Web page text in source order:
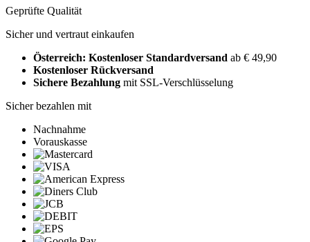
Geprüfte Qualität
Sicher und vertraut einkaufen
Österreich: Kostenloser Standardversand ab € 49,90
Kostenloser Rückversand
Sichere Bezahlung mit SSL-Verschlüsselung
Sicher bezahlen mit
Nachnahme
Vorauskasse